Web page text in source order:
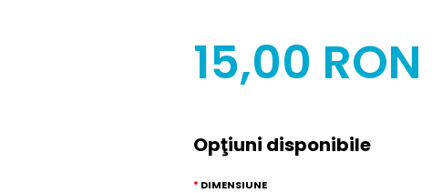
15,00 RON
Opţiuni disponibile
DIMENSIUNE